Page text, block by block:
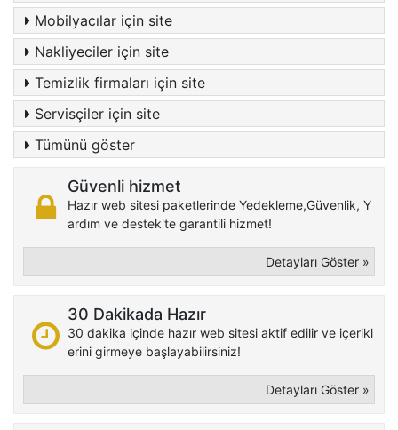
Mobilyacılar için site
Nakliyeciler için site
Temizlik firmaları için site
Servisçiler için site
Tümünü göster
Güvenli hizmet
Hazır web sitesi paketlerinde Yedekleme,Güvenlik, Y
ardım ve destek'te garantili hizmet!
Detayları Göster »
30 Dakikada Hazır
30 dakika içinde hazır web sitesi aktif edilir ve içerikl
erini girmeye başlayabilirsiniz!
Detayları Göster »